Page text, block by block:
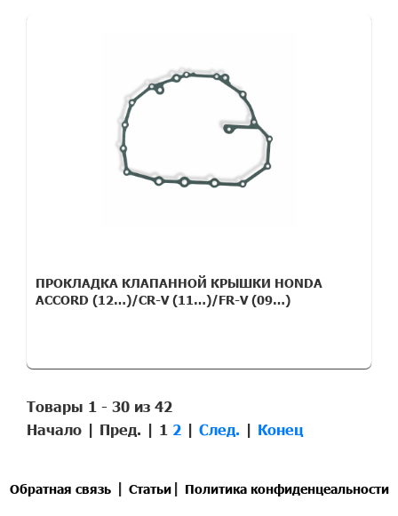
ПРОКЛАДКА КЛАПАННОЙ КРЫШКИ HONDA
ACCORD (12…)/CR-V (11…)/FR-V (09…)
Товары 1 - 30 из 42
Начало | Пред. | 1 2 | След. | Конец
Обратная связь| Статьи| Политика конфиденцеальности